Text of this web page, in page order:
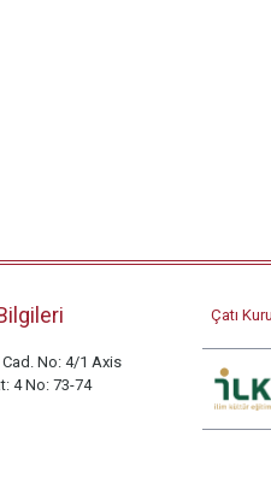
No: 4/1 Axis
4 No: 73-74
Çatı